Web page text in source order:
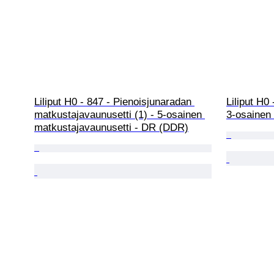
Liliput H0 - 847 - Pienoisjunaradan
matkustajavaunusetti (1) - 5-osainen
matkustajavaunusetti - DR (DDR)
Liliput H0
3-